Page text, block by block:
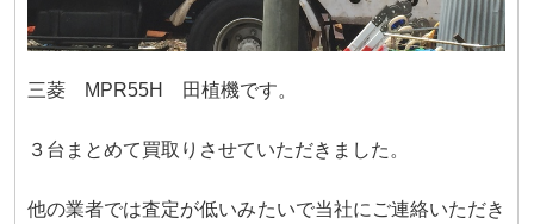
三菱 MPR55H 田植機です。
３台まとめて買取りさせていただきました。
他の業者では査定が低いみたいで当社にご連絡いただき